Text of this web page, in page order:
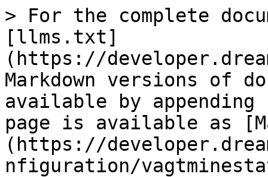
> For the complete
[llms.txt]
(https://
Markdown versions of
available by
page is available as
(https://
nfiguration/